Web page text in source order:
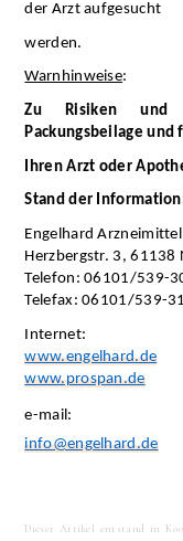
der Arzt aufgesucht
werden.
Warnhinweise:
Zu Risiken und
Packungsbeilage und
Ihren Arzt oder
Stand der
Engelhard Arzneimittel
Herzbergstr. 3, 61138
Telefon: 06101/539-
Telefax: 06101/539-
Internet:
www.engelhard.de
www.prospan.de
e-mail:
info@engelhard.de
Dieser Artikel entstand in